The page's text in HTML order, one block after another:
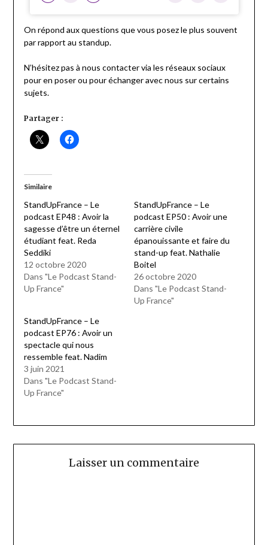
On répond aux questions que vous posez le plus souvent
par rapport au standup.
N’hésitez pas à nous contacter via les réseaux sociaux
pour en poser ou pour échanger avec nous sur certains
sujets.
Partager :
Similaire
StandUpFrance – Le
podcast EP48 : Avoir la
sagesse d’être un éternel
étudiant feat. Reda
Seddiki
12 octobre 2020
Dans "Le Podcast Stand-
Up France"
StandUpFrance – Le
podcast EP50 : Avoir une
carrière civile
épanouissante et faire du
stand-up feat. Nathalie
Boitel
26 octobre 2020
Dans "Le Podcast Stand-
Up France"
StandUpFrance – Le
podcast EP76 : Avoir un
spectacle qui nous
ressemble feat. Nadim
3 juin 2021
Dans "Le Podcast Stand-
Up France"
Laisser un commentaire